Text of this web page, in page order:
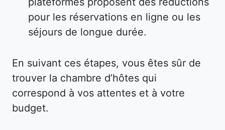
pour les réservations en ligne ou les
séjours de longue durée.
En suivant ces étapes, vous êtes sûr de
trouver la chambre d’hôtes qui
correspond à vos attentes et à votre
budget.